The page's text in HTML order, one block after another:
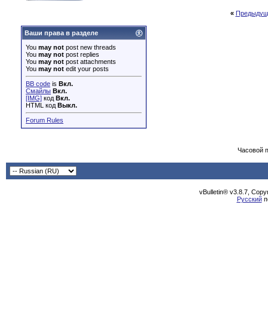
«
Ваши права в разделе
You may not post new threads
You may not post replies
You may not post attachments
You may not edit your posts
BB code is Вкл.
Смайлы Вкл.
[IMG] код Вкл.
HTML код Выкл.
Forum Rules
Часовой
vBulletin® v3.8.7,
Русский